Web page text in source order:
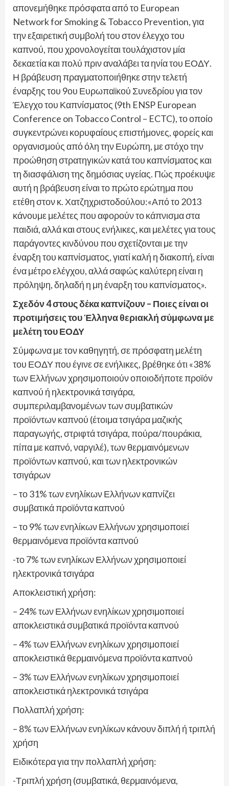
απονεμήθηκε πρόσφατα από το European
Network for Smoking & Tobacco Prevention, για
την εξαιρετική συμβολή του στον έλεγχο του
καπνού, που χρονολογείται τουλάχιστον μία
δεκαετία και πολύ πριν αναλάβει τα ηνία του ΕΟΔΥ.
Η βράβευση πραγματοποιήθηκε στην τελετή
έναρξης του 9ου Ευρωπαϊκού Συνεδρίου για τον
Έλεγχο του Καπνίσματος (9th ENSP European
Conference on Tobacco Control – ECTC), το οποίο
συγκεντρώνει κορυφαίους επιστήμονες, φορείς και
οργανισμούς από όλη την Ευρώπη, με στόχο την
προώθηση στρατηγικών κατά του καπνίσματος και
τη διασφάλιση της δημόσιας υγείας. Πώς προέκυψε
αυτή η βράβευση είναι το πρώτο ερώτημα που
ετέθη στον κ. Χατζηχριστοδούλου:«Από το 2013
κάνουμε μελέτες που αφορούν το κάπνισμα στα
παιδιά, αλλά και στους ενήλικες, και μελέτες για τους
παράγοντες κινδύνου που σχετίζονται με την
έναρξη του καπνίσματος, γιατί καλή η διακοπή, είναι
ένα μέτρο ελέγχου, αλλά σαφώς καλύτερη είναι η
πρόληψη, δηλαδή η μη έναρξη του καπνίσματος».
Σχεδόν 4 στους δέκα καπνίζουν – Ποιες είναι οι
προτιμήσεις του Έλληνα θεριακλή σύμφωνα με
μελέτη του ΕΟΔΥ
Σύμφωνα με τον καθηγητή, σε πρόσφατη μελέτη
του ΕΟΔΥ που έγινε σε ενήλικες, βρέθηκε ότι «38%
των Ελλήνων χρησιμοποιούν οποιοδήποτε προϊόν
καπνού ή ηλεκτρονικά τσιγάρα,
συμπεριλαμβανομένων των συμβατικών
προϊόντων καπνού (έτοιμα τσιγάρα μαζικής
παραγωγής, στριφτά τσιγάρα, πούρα/πουράκια,
πίπα με καπνό, ναργιλέ), των θερμαινόμενων
προϊόντων καπνού, και των ηλεκτρονικών
τσιγάρων
– το 31% των ενηλίκων Ελλήνων καπνίζει
συμβατικά προϊόντα καπνού
– το 9% των ενηλίκων Ελλήνων χρησιμοποιεί
θερμαινόμενα προϊόντα καπνού
-το 7% των ενηλίκων Ελλήνων χρησιμοποιεί
ηλεκτρονικά τσιγάρα
Αποκλειστική χρήση:
– 24% των Ελλήνων ενηλίκων χρησιμοποιεί
αποκλειστικά συμβατικά προϊόντα καπνού
– 4% των Ελλήνων ενηλίκων χρησιμοποιεί
αποκλειστικά θερμαινόμενα προϊόντα καπνού
– 3% των Ελλήνων ενηλίκων χρησιμοποιεί
αποκλειστικά ηλεκτρονικά τσιγάρα
Πολλαπλή χρήση:
– 8% των Ελλήνων ενηλίκων κάνουν διπλή ή τριπλή
χρήση
Ειδικότερα για την πολλαπλή χρήση:
-Τριπλή χρήση (συμβατικά, θερμαινόμενα,